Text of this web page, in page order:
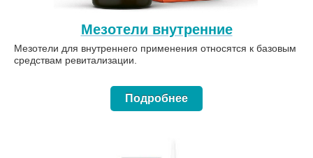
Мезотели внутренние
Мезотели для внутреннего применения относятся к базовым
средствам ревитализации.
Подробнее